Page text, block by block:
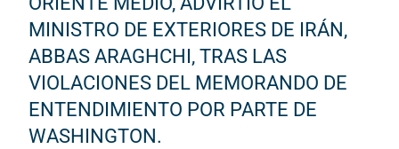
MINISTRO DE EXTERIORES DE IRÁN,
ABBAS ARAGHCHI, TRAS LAS
VIOLACIONES DEL MEMORANDO DE
ENTENDIMIENTO POR PARTE DE
WASHINGTON.